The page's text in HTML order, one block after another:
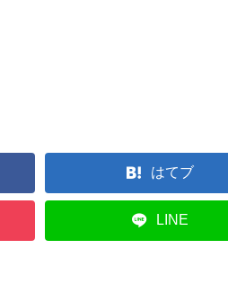
はてブ
LINE